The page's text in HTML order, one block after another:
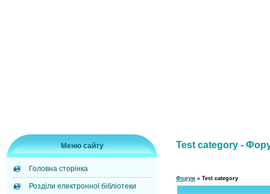
Меню сайту
Головна сторінка
Розділи електронної бібліотеки
Test category -
Форум » Test category